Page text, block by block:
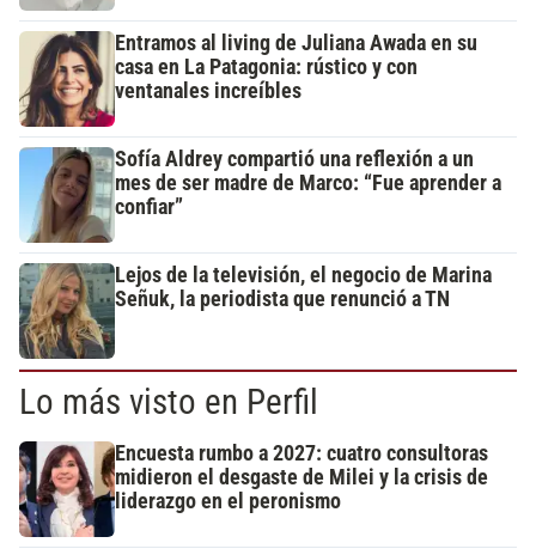
Entramos al living de Juliana Awada en su
casa en La Patagonia: rústico y con
ventanales increíbles
Sofía Aldrey compartió una reflexión a un
mes de ser madre de Marco: “Fue aprender a
confiar”
Lejos de la televisión, el negocio de Marina
Señuk, la periodista que renunció a TN
Lo más visto en Perfil
Encuesta rumbo a 2027: cuatro consultoras
midieron el desgaste de Milei y la crisis de
liderazgo en el peronismo